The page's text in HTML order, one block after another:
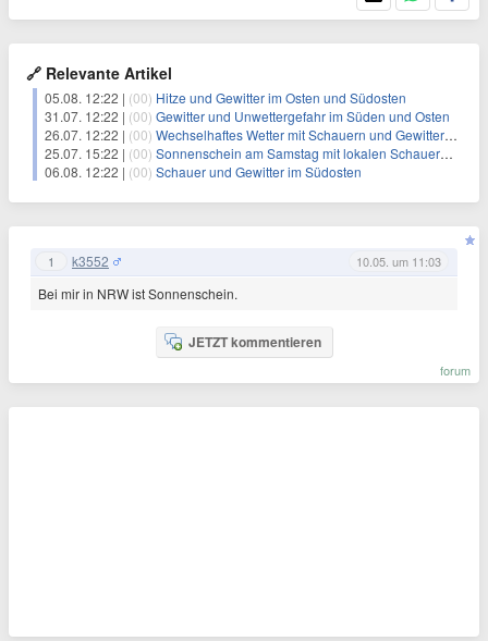
🔗 Relevante Artikel
05.08. 12:22 | (00) Hitze und Gewitter im Osten und Südosten
31.07. 12:22 | (00) Gewitter und Unwettergefahr im Süden und Osten
26.07. 12:22 | (00) Wechselhaftes Wetter mit Schauern und Gewittern im Norden
25.07. 15:22 | (00) Sonnenschein am Samstag mit lokalen Schauern im Süden
06.08. 12:22 | (00) Schauer und Gewitter im Südosten
1 k3552 10.05. um 11:03
Bei mir in NRW ist Sonnenschein.
JETZT kommentieren
forum